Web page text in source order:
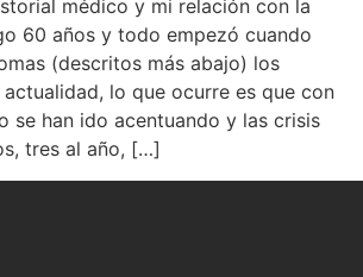
médico y mi relación con la
60 años y todo empezó cuando
(descritos más abajo) los
lo que ocurre es que con
se han ido acentuando y las crisis
tres al año, […]